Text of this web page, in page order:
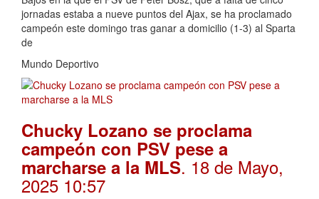
jornadas estaba a nueve puntos del Ajax, se ha proclamado
campeón este domingo tras ganar a domicilio (1-3) al Sparta
de
Mundo Deportivo
Chucky Lozano se proclama
campeón con PSV pese a
marcharse a la MLS. 18 de Mayo,
2025 10:57